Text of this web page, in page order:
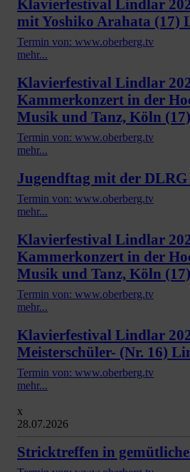
Klavierfestival Lindlar
mit Yoshiko Arahata (17)
Termin von: www.oberberg.tv
mehr...
Klavierfestival Lindlar
Kammerkonzert in der
Musik und Tanz, Köln
Termin von: www.oberberg.tv
mehr...
Jugendftag mit der
Termin von: www.oberberg.tv
mehr...
Klavierfestival Lindlar
Kammerkonzert in der
Musik und Tanz, Köln
Termin von: www.oberberg.tv
mehr...
Klavierfestival Lindlar
Meisterschüler- (Nr. 16)
Termin von: www.oberberg.tv
mehr...
x
28.07.2026
Stricktreffen in